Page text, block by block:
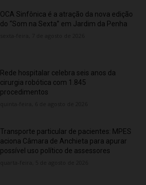
OCA Sinfônica é a atração da nova edição
do “Som na Sexta” em Jardim da Penha
Rede hospitalar celebra seis anos da
cirurgia robótica com 1.845
procedimentos
Transporte particular de pacientes: MPES
aciona Câmara de Anchieta para apurar
possível uso político de assessores